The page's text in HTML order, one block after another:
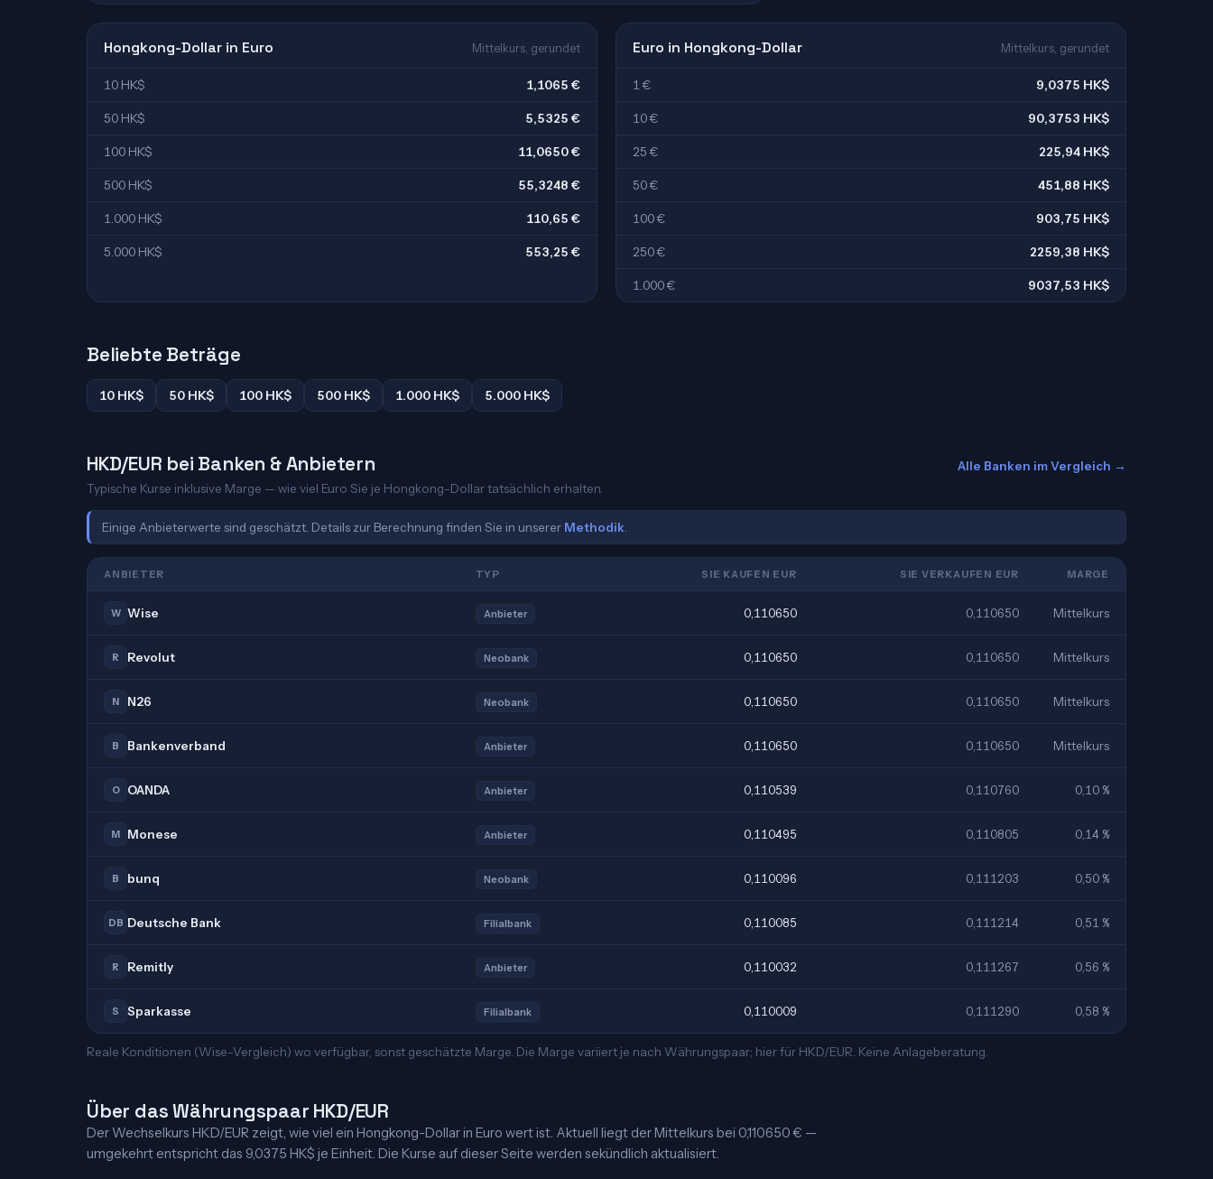
Hongkong-Dollar in Euro Mittelkurs, gerundet
10 HK$ 1,1065 €
50 HK$ 5,5325 €
100 HK$ 11,0650 €
500 HK$ 55,3248 €
1.000 HK$ 110,65 €
5.000 HK$ 553,25 €
Euro in Hongkong-Dollar Mittelkurs, gerundet
1 € 9,0375 HK$
10 € 90,3753 HK$
25 € 225,94 HK$
50 € 451,88 HK$
100 € 903,75 HK$
250 € 2259,38 HK$
1.000 € 9037,53 HK$
Beliebte Beträge
10 HK$ 50 HK$ 100 HK$ 500 HK$ 1.000 HK$ 5.000 HK$
HKD/EUR bei Banken & Anbietern
Typische Kurse inklusive Marge — wie viel Euro Sie je Hongkong-Dollar tatsächlich erhalten.
Alle Banken im Vergleich →
Einige Anbieterwerte sind geschätzt. Details zur Berechnung finden Sie in unserer Methodik
ANBIETER TYP SIE KAUFEN EUR SIE VERKAUFEN EUR MARGE
W Wise Anbieter 0,110650 0,110650 Mittelkurs
R Revolut Neobank 0,110650 0,110650 Mittelkurs
N N26 Neobank 0,110650 0,110650 Mittelkurs
B Bankenverband Anbieter 0,110650 0,110650 Mittelkurs
O OANDA Anbieter 0,110539 0,110760 0,10 %
M Monese Anbieter 0,110495 0,110805 0,14 %
B bunq Neobank 0,110096 0,111203 0,50 %
DB Deutsche Bank Filialbank 0,110085 0,111214 0,51 %
R Remitly Anbieter 0,110032 0,111267 0,56 %
S Sparkasse Filialbank 0,110009 0,111290 0,58 %
Reale Konditionen (Wise-Vergleich) wo verfügbar, sonst geschätzte Marge. Die Marge variiert je nach Währungspaar; hier für HKD/EUR. Keine Anlageberatung.
Über das Währungspaar HKD/EUR
Der Wechselkurs HKD/EUR zeigt, wie viel ein Hongkong-Dollar in Euro wert ist. Aktuell liegt der Mittelkurs bei 0,110650 € —
umgekehrt entspricht das 9,0375 HK$ je Einheit. Die Kurse auf dieser Seite werden sekündlich aktualisiert.